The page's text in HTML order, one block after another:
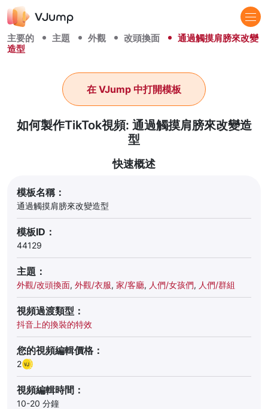
主要的 主題 外觀 改頭換面
通過觸摸肩膀來改變
造型
如何製作TikTok視頻: 通過觸摸肩膀來改變造
型
在 VJump 中打開模板
快速概述
模板名稱：
通過觸摸肩膀來改變造型
模板ID：
44129
主題：
外觀/改頭換面, 外觀/衣服, 家/客廳, 人們/女孩們, 人們/群組
視頻過渡類型：
抖音上的換裝的特效
您的視頻編輯價格：
2
視頻編輯時間：
10-20 分鐘